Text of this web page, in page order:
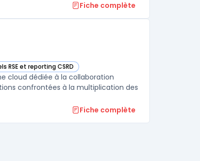
Fiche complète
RSE et reporting CSRD
dans cette catégorie
cloud dédiée à la collaboration
confrontées à la multiplication des
Fiche complète